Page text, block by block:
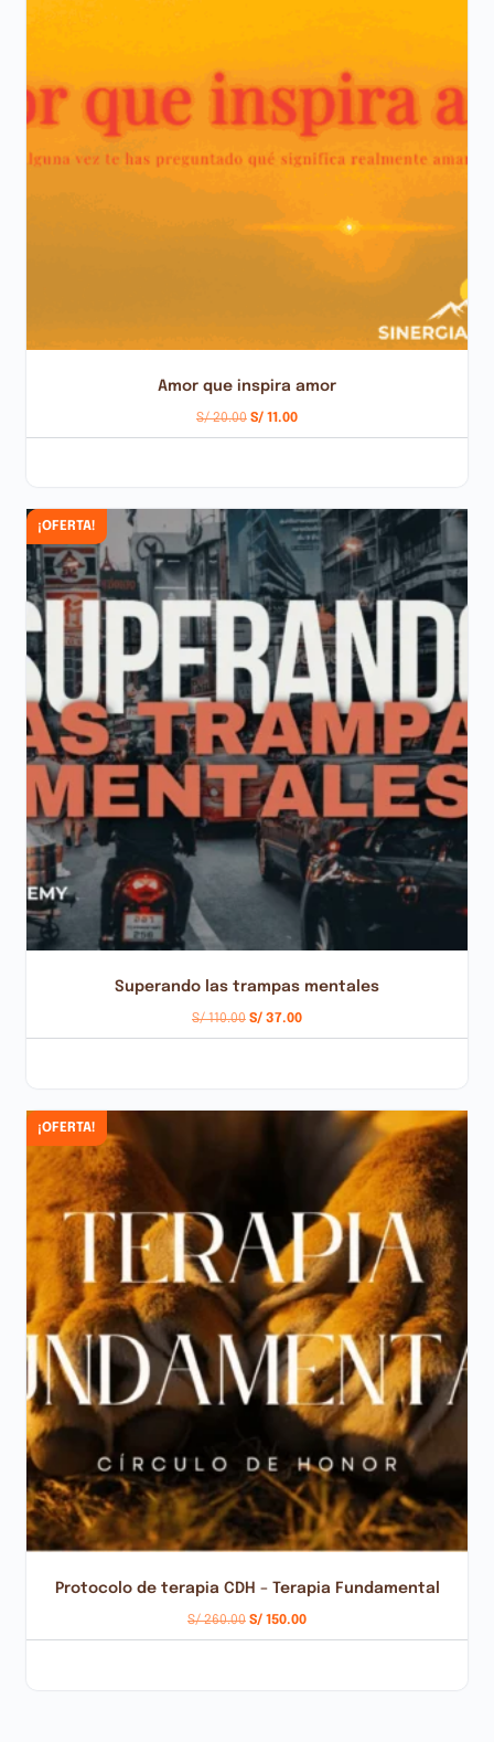
Amor que inspira amor
S/20.00 S/ 11.00
¡OFERTA!
Superando las trampas mentales
S/110.00 S/ 37.00
¡OFERTA!
Protocolo de terapia CDH – Terapia Fundamental
S/260.00 S/ 150.00